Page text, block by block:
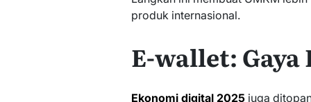
produk internasional.
E-wallet: Gaya
Ekonomi digital 2025 juga